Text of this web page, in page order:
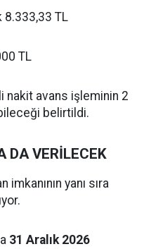
8.333,33 TL
TL
nakit avans işleminin 2
belirtildi.
DA VERİLECEK
yanı sıra
31 Aralık 2026